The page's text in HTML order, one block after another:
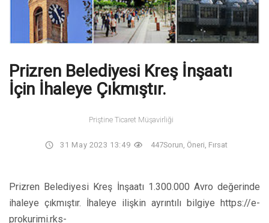
Prizren Belediyesi Kreş İnşaatı
İçin İhaleye Çıkmıştır.
Priştine Ticaret Müşavirliği
31 May 2023 13:49 447Sorun, Öneri, Fırsat
Prizren Belediyesi Kreş İnşaatı 1.300.000 Avro değerinde
ihaleye çıkmıştır. İhaleye ilişkin ayrıntılı bilgiye https://e-
prokurimi.rks-